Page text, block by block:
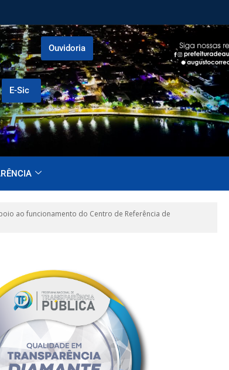
E-Sic
Ouvidoria
ao funcionamento do Centro de Referência de